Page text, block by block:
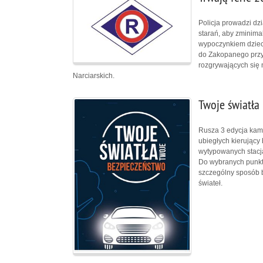
Policja prowadzi
starań, aby
wypoczynkiem
do Zakopanego
rozgrywających się
Narciarskich.
Twoje
Rusza 3 edycja
ubiegłych
wytypowanych
Do wybranych
szczególny sposób
świateł.